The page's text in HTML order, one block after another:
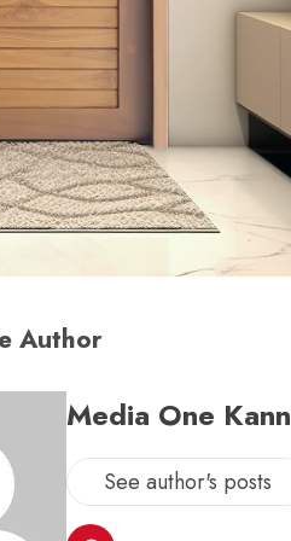
Author
Media One
See author's posts